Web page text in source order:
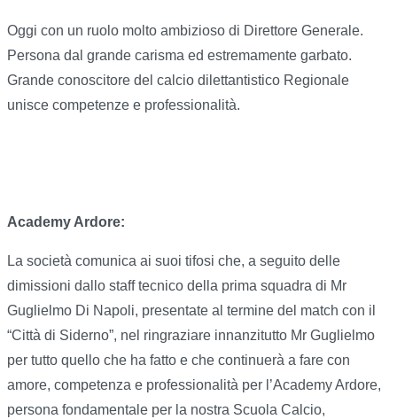
Oggi con un ruolo molto ambizioso di Direttore Generale.
Persona dal grande carisma ed estremamente garbato.
Grande conoscitore del calcio dilettantistico Regionale
unisce competenze e professionalità.
Academy Ardore:
La società comunica ai suoi tifosi che, a seguito delle
dimissioni dallo staff tecnico della prima squadra di Mr
Guglielmo Di Napoli, presentate al termine del match con il
“Città di Siderno”, nel ringraziare innanzitutto Mr Guglielmo
per tutto quello che ha fatto e che continuerà a fare con
amore, competenza e professionalità per l’Academy Ardore,
persona fondamentale per la nostra Scuola Calcio,